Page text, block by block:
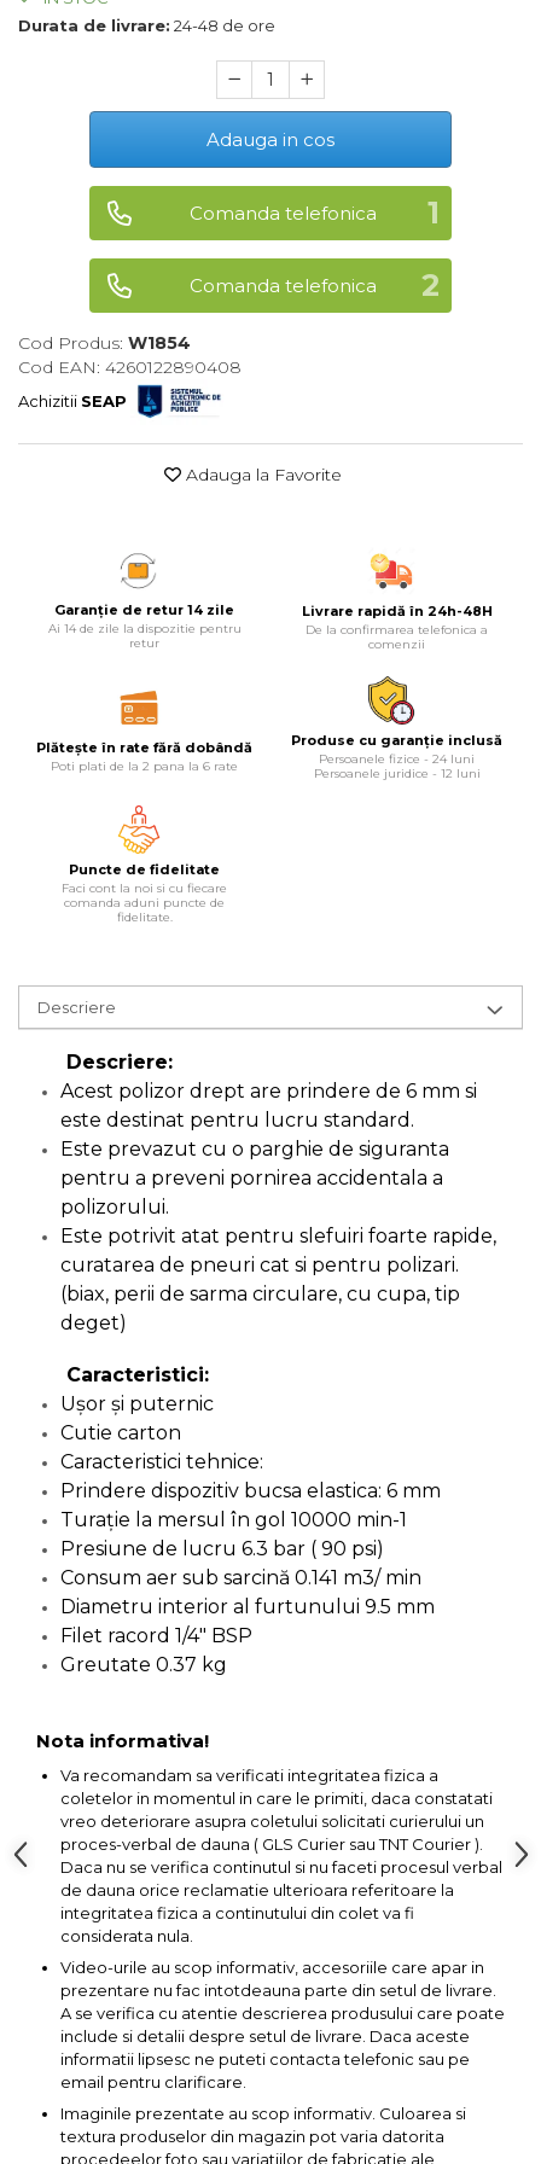
Maturi, Mopuri, Galeti &
Cantare
Rafturi
Baterii & Acumulatori
Baterii AAA
Baterii AA
Corpuri de Iluminat
Lanterne
Echipamente Pentru Service-uri
Auto
Manual
Manometru
Antifurt Bicicleta
Densimetru
Accesorii Auto
Tester Baterie Auto
Cheie Roti
Cheie Filtru Ulei
Capre & Suporti Auto
Pat Mobil Auto
Cric Hidraulic
Set / trusa chei tubulare
Chei Tubulare
Multimetru Digital
Bara Tractare Auto
(combustibil)
Presa Hidraulica Tinichigerie
& Suruburi
Extractor Rulmenti
Presa Hidraulica Ondulare
Cabluri
Pompa transfer lichide
Pompa Aer
Ulei Hidraulic
Troliu
Palan
Dinamometric
Carucior Scule
Stetoscop Auto
Tester Compresie Auto
Truse reparatii anvelope
Schimbare Lichid Frana
Durata de livrare: 24-48 de ore
Adauga in cos
Comanda telefonica
Comanda telefonica
Cod Produs: W1854
Cod EAN: 4260122890408
Achizitii SEAP
Adauga la Favorite
Garanție de retur 14 zile
Ai 14 de zile la dispozitie pentru
retur
Livrare rapidă în 24h-48H
De la confirmarea telefonica a
comenzii
Plătește în rate fără dobândă
Poti plati de la 2 pana la 6 rate
Produse cu garanție inclusă
Persoanele fizice - 24 luni
Persoanele juridice - 12 luni
Puncte de fidelitate
Faci cont la noi si cu fiecare
comanda aduni puncte de
fidelitate.
Descriere
Descriere:
Acest polizor drept are prindere de 6 mm si
este destinat pentru lucru standard.
Este prevazut cu o parghie de siguranta
pentru a preveni pornirea accidentala a
polizorului.
Este potrivit atat pentru slefuiri foarte rapide,
curatarea de pneuri cat si pentru polizari.
(biax, perii de sarma circulare, cu cupa, tip
deget)
Caracteristici:
Ușor și puternic
Cutie carton
Caracteristici tehnice:
Prindere dispozitiv bucsa elastica: 6 mm
Turație la mersul în gol 10000 min-1
Presiune de lucru 6.3 bar ( 90 psi)
Consum aer sub sarcină 0.141 m3/ min
Diametru interior al furtunului 9.5 mm
Filet racord 1/4" BSP
Greutate 0.37 kg
Nota informativa!
Va recomandam sa verificati integritatea fizica a
coletelor in momentul in care le primiti, daca constatati
vreo deteriorare asupra coletului solicitati curierului un
proces-verbal de dauna ( GLS Curier sau TNT Courier ).
Daca nu se verifica continutul si nu faceti procesul verbal
de dauna orice reclamatie ulterioara referitoare la
integritatea fizica a continutului din colet va fi
considerata nula.
Video-urile au scop informativ, accesoriile care apar in
prezentare nu fac intotdeauna parte din setul de livrare.
A se verifica cu atentie descrierea produsului care poate
include si detalii despre setul de livrare. Daca aceste
informatii lipsesc ne puteti contacta telefonic sau pe
email pentru clarificare.
Imaginile prezentate au scop informativ. Culoarea si
textura produselor din magazin pot varia datorita
procedeelor foto sau variatiilor de fabricatie ale